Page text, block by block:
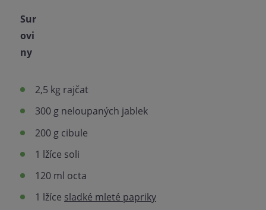
Sur
ovi
ny
2,5 kg rajčat
300 g neloupaných jablek
200 g cibule
1 lžíce soli
120 ml octa
1 lžíce sladké mleté papriky